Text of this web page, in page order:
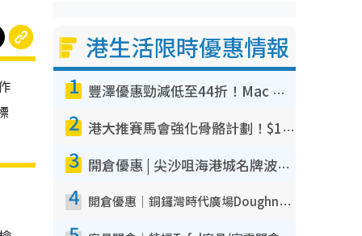
港生活限時優惠情報
1 豐澤優惠勁減低至44折！Mac mini/iPhone17Pro大減價！廚房家電$220起
2 港大推賽馬會強化骨骼計劃！$100骨質密度X光檢查 完成免費運動訓練送超市禮券！附參加資格
3 開倉優惠 | 尖沙咀海港城名牌波鞋開倉低至1折！On鞋$899起／Joy&Peace鞋履$98起
4 開倉優惠｜銅鑼灣時代廣場Doughnut/Campo Marzio開倉低至1折！背囊、書包、手袋劈價$200起